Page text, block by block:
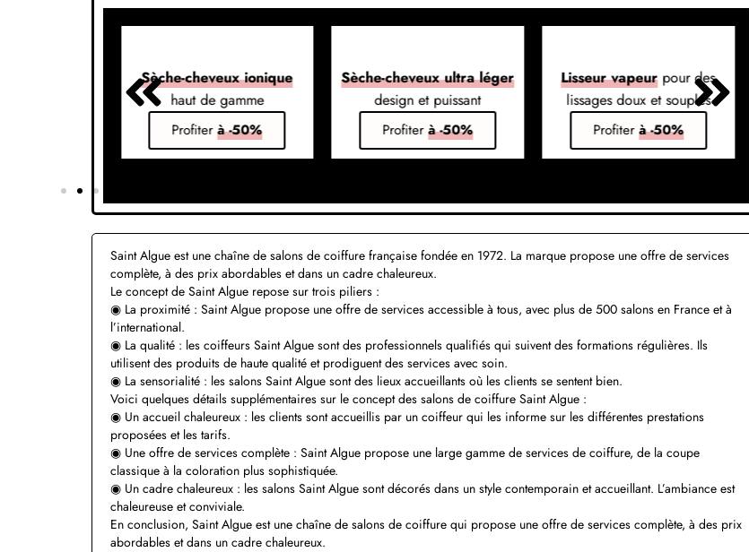
Sèche-cheveux ionique
haut de gamme
Profiterà -50%
Sèche-cheveux ultra léger
design et puissant
Profiterà -50%
Lisseur vapeurpour des
lissages doux et souples
Profiterà -50%
Saint Algue est une chaîne de salons de coiffure française fondée en 1972. La marque propose une offre de services
complète, à des prix abordables et dans un cadre chaleureux.
Le concept de Saint Algue repose sur trois piliers :
◉ La proximité : Saint Algue propose une offre de services accessible à tous, avec plus de 500 salons en France et à
l’international.
◉ La qualité : les coiffeurs Saint Algue sont des professionnels qualifiés qui suivent des formations régulières. Ils
utilisent des produits de haute qualité et prodiguent des services avec soin.
◉ La sensorialité : les salons Saint Algue sont des lieux accueillants où les clients se sentent bien.
Voici quelques détails supplémentaires sur le concept des salons de coiffure Saint Algue :
◉ Un accueil chaleureux : les clients sont accueillis par un coiffeur qui les informe sur les différentes prestations
proposées et les tarifs.
◉ Une offre de services complète : Saint Algue propose une large gamme de services de coiffure, de la coupe
classique à la coloration plus sophistiquée.
◉ Un cadre chaleureux : les salons Saint Algue sont décorés dans un style contemporain et accueillant. L’ambiance est
chaleureuse et conviviale.
En conclusion, Saint Algue est une chaîne de salons de coiffure qui propose une offre de services complète, à des prix
abordables et dans un cadre chaleureux.